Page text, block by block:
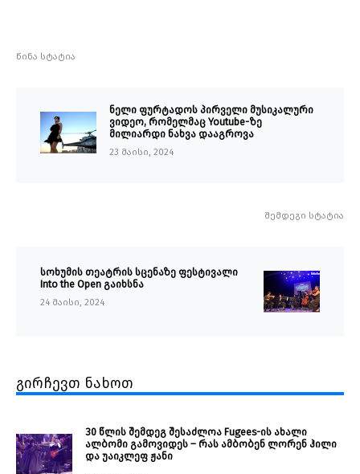
წინა სტატია
ნელი ფურტადოს პირველი მუსიკალური
ვიდეო, რომელმაც Youtube-ზე
მილიარდი ნახვა დააგროვა
23 მაისი, 2024
შემდეგი სტატია
სოხუმის თეატრის სცენაზე ფესტივალი
Into the Open გაიხსნა
24 მაისი, 2024
გირჩევთ ნახოთ
30 წლის შემდეგ შესაძლოა Fugees-ის ახალი
ალბომი გამოვიდეს – რას ამბობენ ლორენ ჰილი
და უაიკლეფ ჟანი